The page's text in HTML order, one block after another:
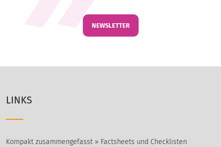
NEWSLETTER
LINKS
Kompakt zusammengefasst » Factsheets und Checklisten